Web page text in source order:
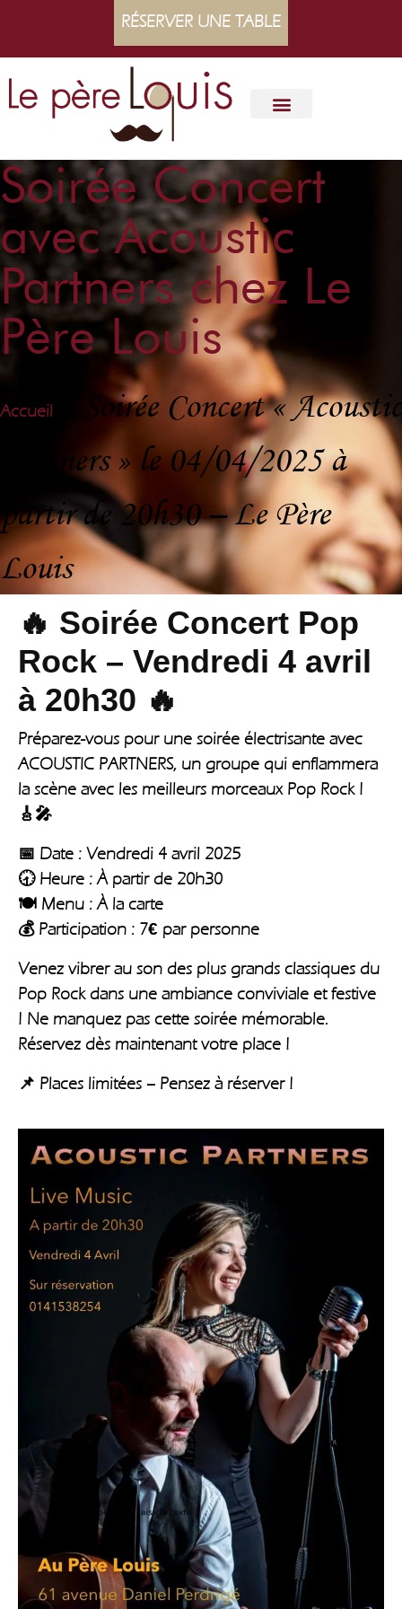
RÉSERVER UNE TABLE
Soirée Concert
avec Acoustic
Partners chez Le
Père Louis
Accueil
Soirée Concert « Acoustic
Partners » le 04/04/2025 à
partir de 20h30 – Le Père
Louis
🔥 Soirée Concert Pop
Rock – Vendredi 4 avril
à 20h30 🔥
Préparez-vous pour une soirée électrisante avec
ACOUSTIC PARTNERS, un groupe qui enflammera
la scène avec les meilleurs morceaux Pop Rock !
🎸🎤
📅 Date : Vendredi 4 avril 2025
🕣 Heure : À partir de 20h30
🍽️ Menu : À la carte
💰 Participation : 7€ par personne
Venez vibrer au son des plus grands classiques du
Pop Rock dans une ambiance conviviale et festive
! Ne manquez pas cette soirée mémorable.
Réservez dès maintenant votre place !
📌 Places limitées – Pensez à réserver !